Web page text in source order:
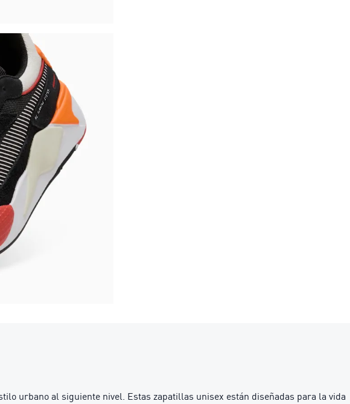
urbano al siguiente nivel. Estas zapatillas unisex están diseñadas para la vida